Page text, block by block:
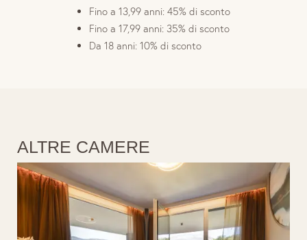
Fino a 13,99 anni: 45% di sconto
Fino a 17,99 anni: 35% di sconto
Da 18 anni: 10% di sconto
ALTRE CAMERE